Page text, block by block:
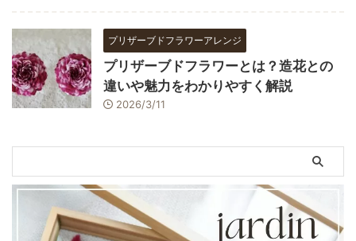
プリザーブドフラワーアレンジ
プリザーブドフラワーとは？造花との
違いや魅力をわかりやすく解説
2026/3/11